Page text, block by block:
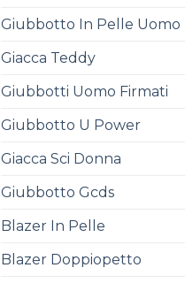
Giubbotto In Pelle Uomo
Giacca Teddy
Giubbotti Uomo Firmati
Giubbotto U Power
Giacca Sci Donna
Giubbotto Gcds
Blazer In Pelle
Blazer Doppiopetto